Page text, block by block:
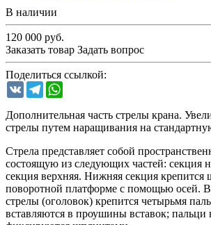
В наличии
120 000 руб.
Заказать товар Задать вопрос
Поделиться ссылкой:
VK Telegram
Дополнительная часть стрелы крана.
стрелы путем наращивания на
Стрела представляет собой
состоящую из следующих частей: секция
секция верхняя. Нижняя секция крепится
поворотной платформе с помощью осей.
стрелы (оголовок) крепится четырьмя
вставляются в проушины вставок; пальци